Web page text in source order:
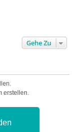
Gehe Zu
erstellen.